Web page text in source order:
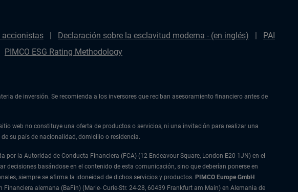
accionistas Declaración sobre la esclavitud moderna - (en inglés)
PAI
PIMCO ESG Rating Methodology
de inversión. Se recomienda a los inversores que reciban asesoramiento financiero antes de
web no constituye una oferta de productos o servicios, ni una invitación para realizar una
su país de nacionalidad, domicilio o residencia.
por la Autoridad de Conducta Financiera (FCA) (12 Endeavour Square, London E20 1JN) en el
decisiones basándose en el contenido de esta comunicación, sino que deberían ponerse en
siempre se afirma la idoneidad de dichos servicios y productos. PIMCO Europe GmbH
alemana (BaFin) (Marie- Curie-Str. 24-28, 60439 Frankfurt am Main) en Alemania de